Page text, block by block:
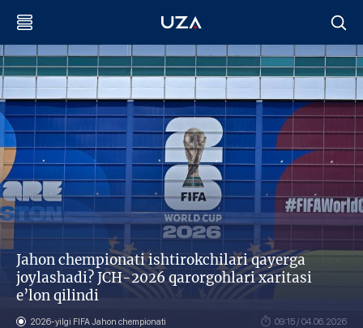
Jahon chempionati ishtirokchilari qayerga
joylashadi? JCH-2026 qarorgohlari xaritasi
e’lon qilindi
2026-yilgi FIFA Jahon chempionati 09:15 / 04.06.2026